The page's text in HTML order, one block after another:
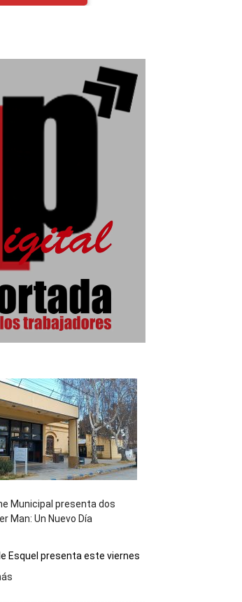
Municipal presenta dos
Man: Un Nuevo Día
Esquel presenta este viernes